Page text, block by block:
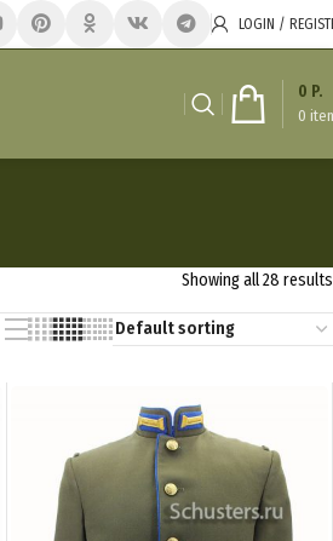
LOGIN /
0
0 P.
Showing all 28 results